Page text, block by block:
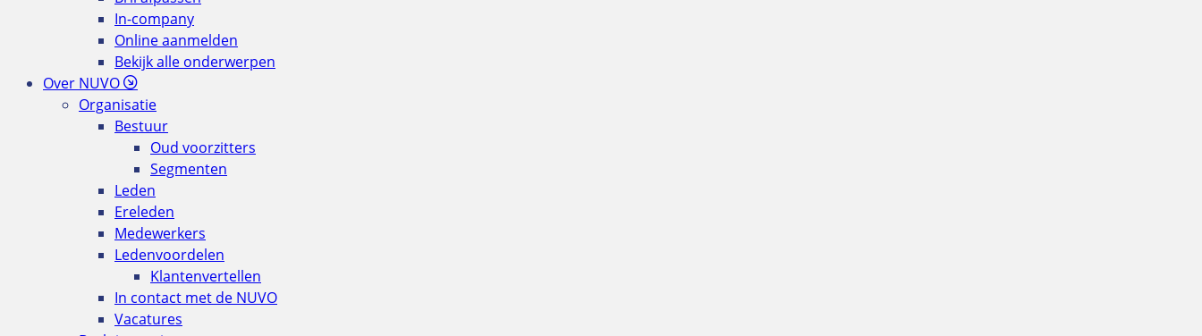
In-company
Online aanmelden
Bekijk alle onderwerpen
Over NUVO
Organisatie
Bestuur
Oud voorzitters
Segmenten
Leden
Ereleden
Medewerkers
Ledenvoordelen
Klantenvertellen
In contact met de NUVO
Vacatures